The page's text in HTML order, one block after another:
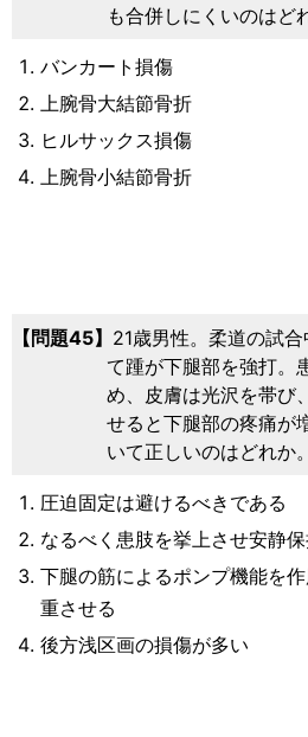
も合併しにくいのはど
バンカート損傷
上腕骨大結節骨折
ヒルサックス損傷
上腕骨小結節骨折
問題45
21歳男性。柔道の試
て踵が下腿部を強打。
め、皮膚は光沢を帯び
せると下腿部の疼痛が
いて正しいのはどれか。
圧迫固定は避けるべきである
なるべく患肢を挙上させ安静
下腿の筋によるポンプ機能を
重させる
後方浅区画の損傷が多い